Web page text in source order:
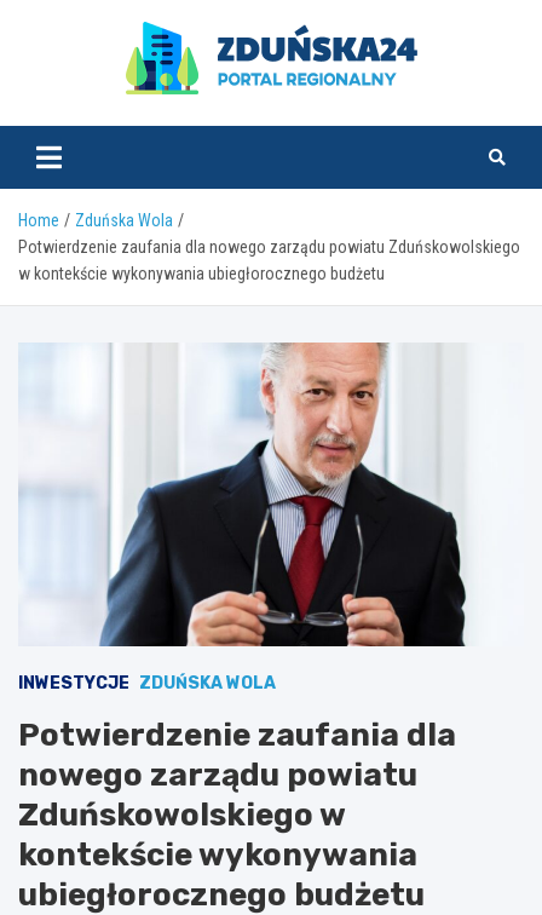
zdunska24.pl
Home
Zduńska Wola
Potwierdzenie zaufania dla nowego zarządu powiatu Zduńskowolskiego
w kontekście wykonywania ubiegłorocznego budżetu
INWESTYCJE ZDUŃSKA WOLA
Potwierdzenie zaufania dla
nowego zarządu powiatu
Zduńskowolskiego w
kontekście wykonywania
ubiegłorocznego budżetu